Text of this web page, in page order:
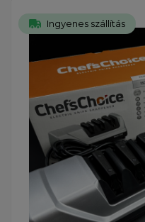
Ingyenes szállítás